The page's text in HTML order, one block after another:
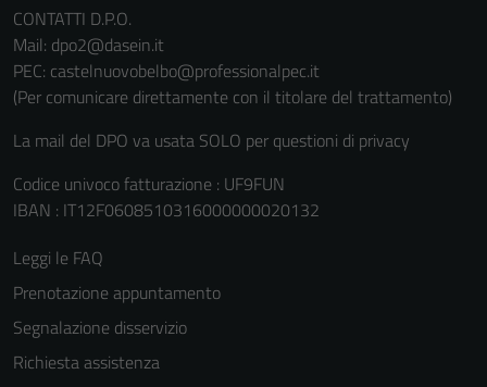
CONTATTI D.P.O.
Mail: dpo2@dasein.it
PEC: castelnuovobelbo@professionalpec.it
(Per comunicare direttamente con il titolare del trattamento)
La mail del DPO va usata SOLO per questioni di privacy
Codice univoco fatturazione : UF9FUN
IBAN : IT12F0608510316000000020132
Leggi le FAQ
Prenotazione appuntamento
Segnalazione disservizio
Richiesta assistenza